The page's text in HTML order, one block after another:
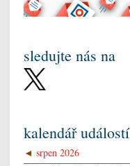
sledujte nás na
kalendář událostí
◄ srpen 2026